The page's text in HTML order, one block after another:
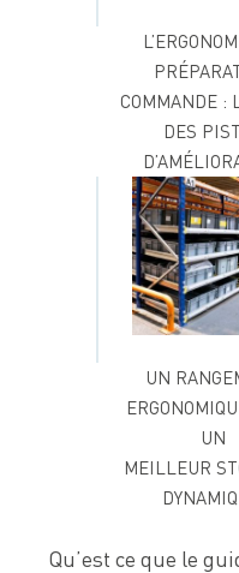
COMMANDE :
DES
UN
UN
MEILLEUR
Qu’est ce que le